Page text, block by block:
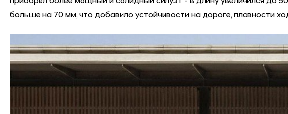
больше на 70 мм, что добавило устойчивости на дороге, плавности